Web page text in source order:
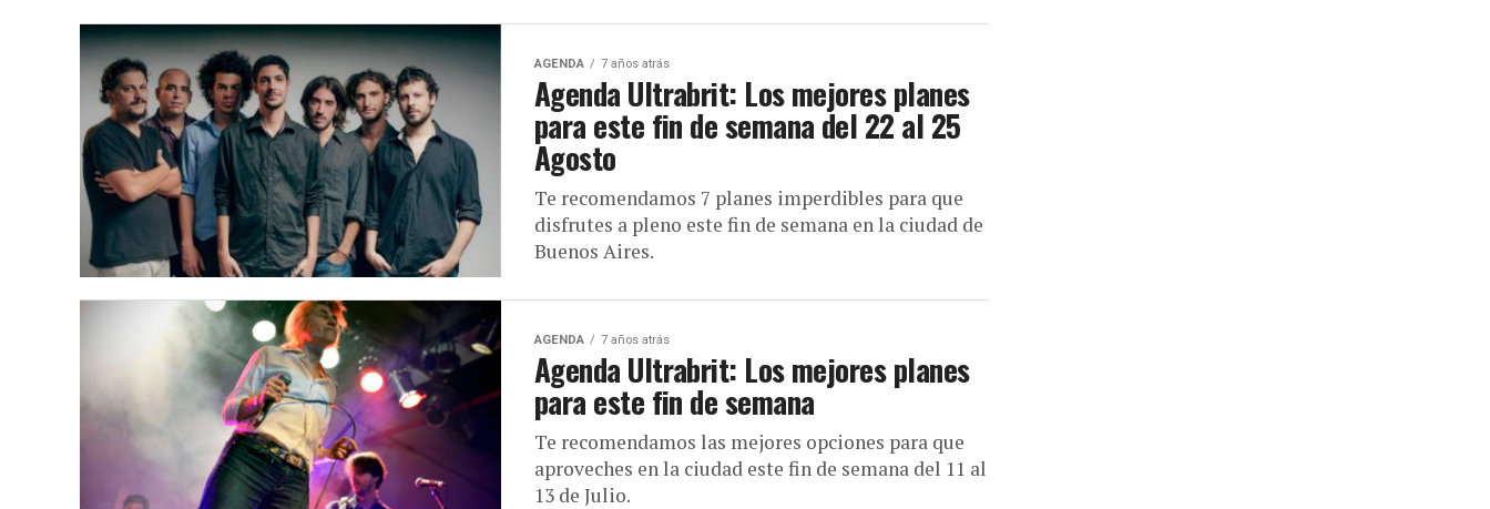
AGENDA 7 años atrás
Agenda Ultrabrit: Los mejores planes
para este fin de semana del 22 al 25
Agosto
Te recomendamos 7 planes imperdibles para que
disfrutes a pleno este fin de semana en la ciudad de
Buenos Aires.
AGENDA 7 años atrás
Agenda Ultrabrit: Los mejores planes
para este fin de semana
Te recomendamos las mejores opciones para que
aproveches en la ciudad este fin de semana del 11 al
13 de Julio.